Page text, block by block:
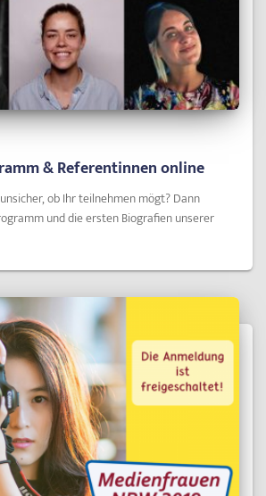
& Referentinnen online
ob Ihr teilnehmen mögt? Dann
und die ersten Biografien unserer